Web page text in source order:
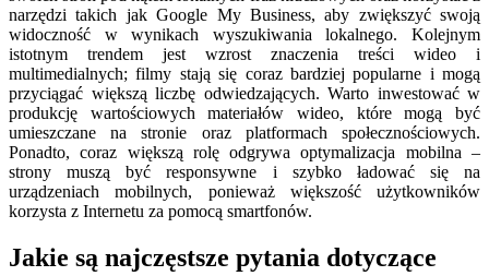
narzędzi takich jak Google My Business, aby zwiększyć swoją
widoczność w wynikach wyszukiwania lokalnego. Kolejnym
istotnym trendem jest wzrost znaczenia treści wideo i
multimedialnych; filmy stają się coraz bardziej popularne i mogą
przyciągać większą liczbę odwiedzających. Warto inwestować w
produkcję wartościowych materiałów wideo, które mogą być
umieszczane na stronie oraz platformach społecznościowych.
Ponadto, coraz większą rolę odgrywa optymalizacja mobilna –
strony muszą być responsywne i szybko ładować się na
urządzeniach mobilnych, ponieważ większość użytkowników
korzysta z Internetu za pomocą smartfonów.
Jakie są najczęstsze pytania dotyczące